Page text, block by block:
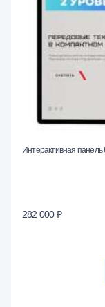
Интерактивная
282 000 ₽